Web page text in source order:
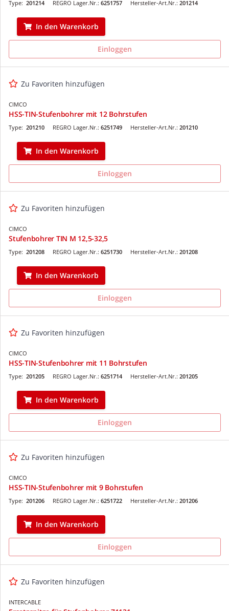
REGRO Lager.Nr.: 6251757
Type: 201214 Hersteller-Art.Nr.: 201214
In den Warenkorb
Einloggen
Zu Favoriten hinzufügen
CIMCO
HSS-TIN-Stufenbohrer mit 12 Bohrstufen
REGRO Lager.Nr.: 6251749
Type: 201210 Hersteller-Art.Nr.: 201210
In den Warenkorb
Einloggen
Zu Favoriten hinzufügen
CIMCO
Stufenbohrer TIN M 12,5-32,5
REGRO Lager.Nr.: 6251730
Type: 201208 Hersteller-Art.Nr.: 201208
In den Warenkorb
Einloggen
Zu Favoriten hinzufügen
CIMCO
HSS-TIN-Stufenbohrer mit 11 Bohrstufen
REGRO Lager.Nr.: 6251714
Type: 201205 Hersteller-Art.Nr.: 201205
In den Warenkorb
Einloggen
Zu Favoriten hinzufügen
CIMCO
HSS-TIN-Stufenbohrer mit 9 Bohrstufen
REGRO Lager.Nr.: 6251722
Type: 201206 Hersteller-Art.Nr.: 201206
In den Warenkorb
Einloggen
Zu Favoriten hinzufügen
INTERCABLE